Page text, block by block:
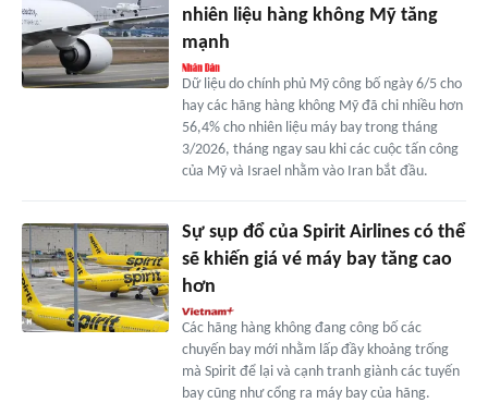
nhiên liệu hàng không Mỹ tăng
mạnh
Dữ liệu do chính phủ Mỹ công bố ngày 6/5 cho
hay các hãng hàng không Mỹ đã chi nhiều hơn
56,4% cho nhiên liệu máy bay trong tháng
3/2026, tháng ngay sau khi các cuộc tấn công
của Mỹ và Israel nhằm vào Iran bắt đầu.
Sự sụp đổ của Spirit Airlines có thể
sẽ khiến giá vé máy bay tăng cao
hơn
Các hãng hàng không đang công bố các
chuyến bay mới nhằm lấp đầy khoảng trống
mà Spirit để lại và cạnh tranh giành các tuyến
bay cũng như cổng ra máy bay của hãng.